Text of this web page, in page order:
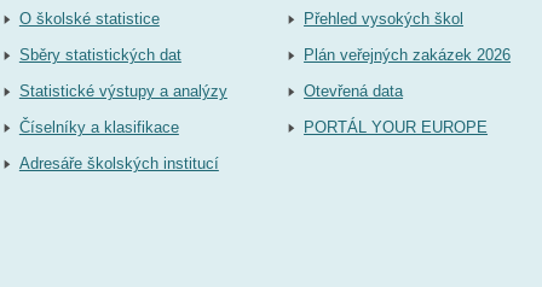
O školské statistice
Sběry statistických dat
Statistické výstupy a analýzy
Číselníky a klasifikace
Adresáře školských institucí
Přehled vysokých škol
Plán veřejných zakázek 2026
Otevřená data
PORTÁL YOUR EUROPE